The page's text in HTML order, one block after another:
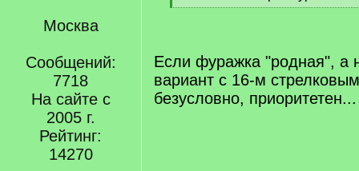
Москва
Сообщений:
7718
На сайте с
2005 г.
Рейтинг:
14270
q
[
Если фуражка "родная", а
вариант с 16-м
безусловно, приоритетен...